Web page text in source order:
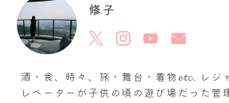
修子
酒・食、時々、旅・舞台・着物𝓮𝓽𝓬. レジ
レベーターが子供の頃の遊び場だった管